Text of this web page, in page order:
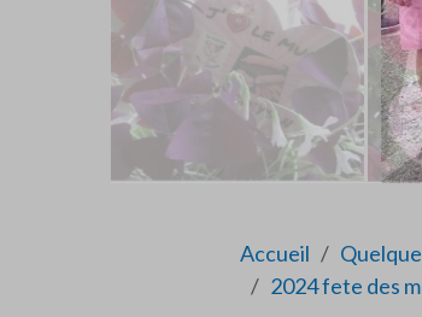
Accueil
2024 fete des